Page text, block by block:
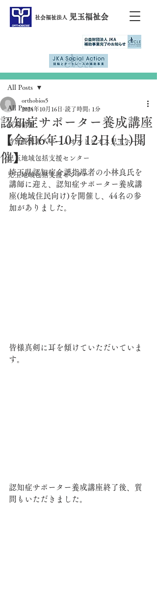
社会福祉法人 児玉福祉会
All Posts
新着情報
特別養護老人ホームオルトビオス児玉ホーム
児玉地域包括支援センター
児玉地域包括支援センター
All Posts
認知症サポーター養成講座
【令和6年10月12日(土)開
催】
orthobios5
2024年10月16日 読了時間: 1分
埼玉県認知症介護指導者の小林良氏を
講師に迎え、認知症サポーター養成講
座(地域住民向け)を開催し、44名の参
加がありました。
皆様真剣に耳を傾けていただいていま
す。
認知症サポーター養成講座終了後、質
問もいただきました。